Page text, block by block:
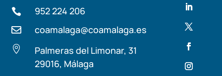
 952 224 206
 coamalaga@coamalaga.es

Palmeras del Limonar, 31
29016, Málaga